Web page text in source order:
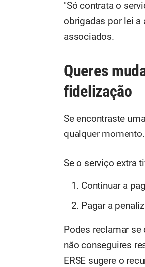
"Só contrata o
obrigadas por lei a
associados.
Queres
fidelização
Se encontraste
qualquer
Se o serviço extra
Continuar a
Pagar a
Podes reclamar
não conseguires
ERSE sugere o